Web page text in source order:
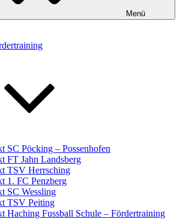
Menü
SC Pöcking – Possenhofen
FT Jahn Landsberg
TSV Herrsching
1. FC Penzberg
SC Wessling
TSV Peiting
Haching Fussball Schule – Fördertraining